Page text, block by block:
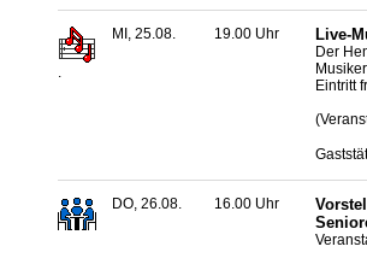
.
MI, 25.08. 19.00 Uhr Live-
Der
Eintritt
DO, 26.08. 16.00 Uhr